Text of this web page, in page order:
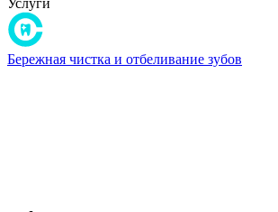
Услуги
Бережная чистка и отбеливание зубов